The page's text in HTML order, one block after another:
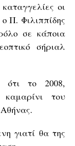
οι
Π. Φιλιππίδης
σε κάποια
σήριαλ
ότι το 2008,
του
γιατί θα της